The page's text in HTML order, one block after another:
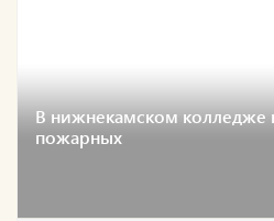
В нижнекамском колледже
пожарных